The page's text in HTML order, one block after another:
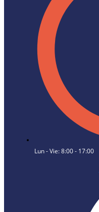
Lun - Vie: 8:00 - 17:00